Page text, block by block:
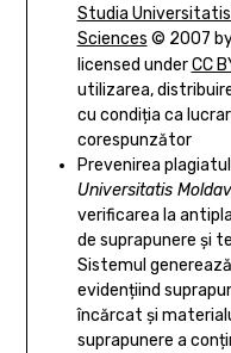
Studia Universitatis
Sciences © 2007
licensed underCC
utilizarea,
cu condiția ca
corespunzător
Prevenirea
Universitatis
verificarea la
de suprapunere și
Sistemul
evidențiind
încărcat și
suprapunere a